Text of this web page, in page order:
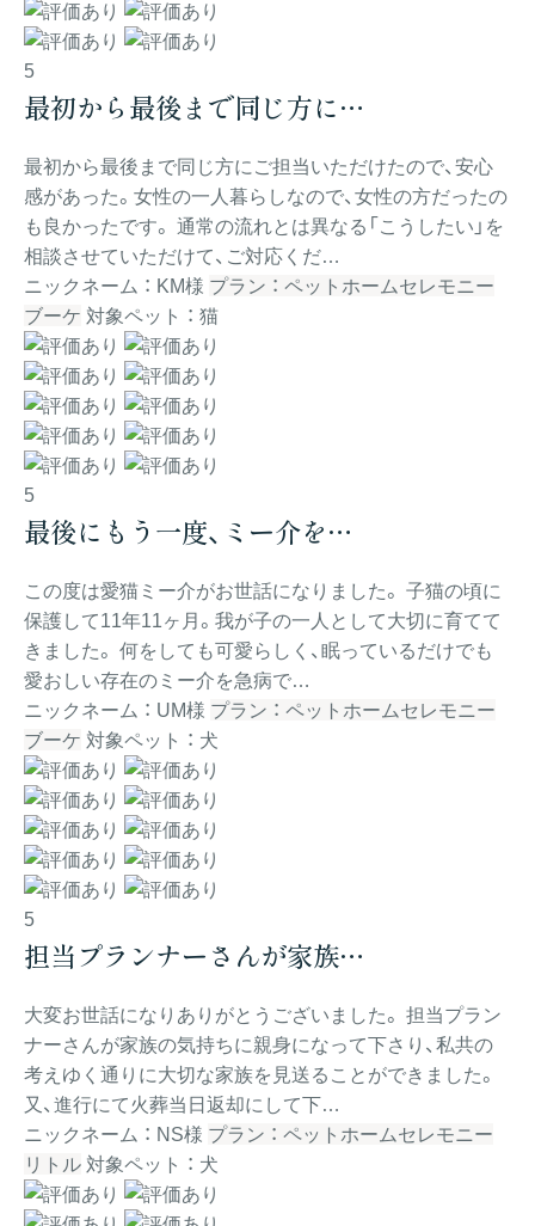
5
最初から最後まで同じ方に…
最初から最後まで同じ方にご担当いただけたので、安心
感があった。女性の一人暮らしなので、女性の方だったの
も良かったです。 通常の流れとは異なる「こうしたい」を
相談させていただけて、ご対応くだ…
ニックネーム ： KM様 プラン ： ペットホームセレモニー
ブーケ 対象ペット ： 猫
5
最後にもう一度、ミー介を…
この度は愛猫ミー介がお世話になりました。 子猫の頃に
保護して11年11ヶ月。我が子の一人として大切に育てて
きました。 何をしても可愛らしく、眠っているだけでも
愛おしい存在のミー介を急病で…
ニックネーム ： UM様 プラン ： ペットホームセレモニー
ブーケ 対象ペット ： 犬
5
担当プランナーさんが家族…
大変お世話になりありがとうございました。 担当プラン
ナーさんが家族の気持ちに親身になって下さり、私共の
考えゆく通りに大切な家族を見送ることができました。
又、進行にて火葬当日返却にして下…
ニックネーム ： NS様 プラン ： ペットホームセレモニー
リトル 対象ペット ： 犬